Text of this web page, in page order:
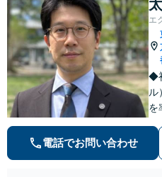
太
エ
◆
ル
を
電話でお問い合わせ